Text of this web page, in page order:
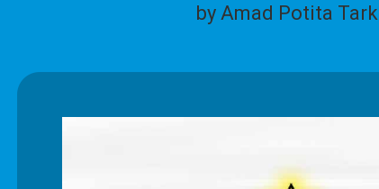
by Amad Potita Tark